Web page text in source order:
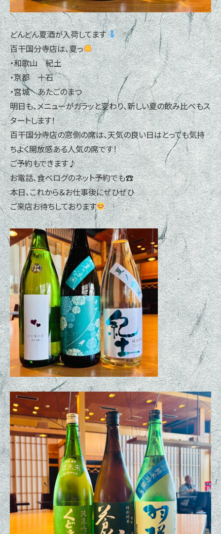
どんどん夏酒が入荷してます
百干国分寺店は、夏っ
・和歌山 紀土
・京都 十石
・宮城 あたごのまつ
明日も、メニューがガラッと変わり、新しい夏の飲み比べもス
タートします！
百干国分寺店の窓側の席は、天気の良い日はとっても気持
ちよく開放感ある人気の席です！
ご予約もできます♪
お電話、食べログのネット予約でも☎
本日、これから＆お仕事後にぜひぜひ
ご来店お待ちしております